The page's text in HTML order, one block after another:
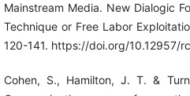
Mainstream Media. New Dialogic
Technique or Free Labor
120-141. https://doi.org/10.12957/
Cohen, S., Hamilton, J. T. &